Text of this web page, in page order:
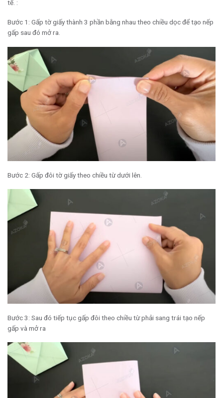
tế. :
Bước 1: Gấp tờ giấy thành 3 phần bằng nhau theo chiều dọc để tạo nếp
gấp sau đó mở ra.
Bước 2: Gấp đôi tờ giấy theo chiều từ dưới lên.
Bước 3: Sau đó tiếp tục gấp đôi theo chiều từ phải sang trái tạo nếp
gấp và mở ra